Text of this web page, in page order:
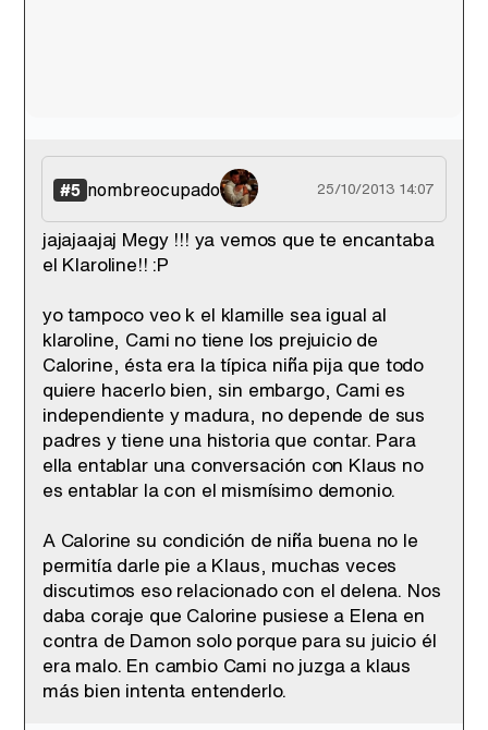
#5 nombreocupado 25/10/2013 14:07
jajajaajaj Megy !!! ya vemos que te encantaba
el Klaroline!! :P
yo tampoco veo k el klamille sea igual al
klaroline, Cami no tiene los prejuicio de
Calorine, ésta era la típica niña pija que todo
quiere hacerlo bien, sin embargo, Cami es
independiente y madura, no depende de sus
padres y tiene una historia que contar. Para
ella entablar una conversación con Klaus no
es entablar la con el mismísimo demonio.
A Calorine su condición de niña buena no le
permitía darle pie a Klaus, muchas veces
discutimos eso relacionado con el delena. Nos
daba coraje que Calorine pusiese a Elena en
contra de Damon solo porque para su juicio él
era malo. En cambio Cami no juzga a klaus
más bien intenta entenderlo.